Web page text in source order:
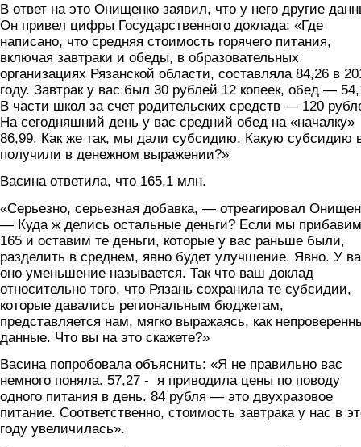
В ответ на это Онищенко заявил, что у него другие
Он привел цифры Государственного доклада: «Где
написано, что средняя стоимость горячего питания,
включая завтраки и обеды, в образовательных
организациях Рязанской области, составляла 84,26 в
году. Завтрак у вас был 30 рублей 12 копеек, обед —
В части школ за счет родительских средств — 120
На сегодняшний день у вас средний обед на «началку»
86,99. Как же так, мы дали субсидию. Какую субсидию
получили в денежном выражении?»
Васина ответила, что 165,1 млн.
«Серьезно, серьезная добавка, — отреагировал
— Куда ж делись остальные деньги? Если мы прибавим
165 и оставим те деньги, которые у вас раньше были,
разделить в среднем, явно будет улучшение. Явно. У
оно уменьшение называется. Так что ваш доклад
относительно того, что Рязань сохранила те субсидии,
которые давались региональным бюджетам,
представляется нам, мягко выражаясь, как
данные. Что вы на это скажете?»
Васина попробовала объяснить: «Я не правильно вас
немного поняла. 57,27 - я приводила цены по поводу
одного питания в день. 84 рубля — это двухразовое
питание. Соответственно, стоимость завтрака у нас в
году увеличилась».